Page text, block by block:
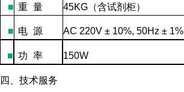
■ 重 量 45KG （含试剂柜）
■ 电 源 AC 220V ± 10%, 50Hz ± 1%
■ 功 率 150W
四、技术服务